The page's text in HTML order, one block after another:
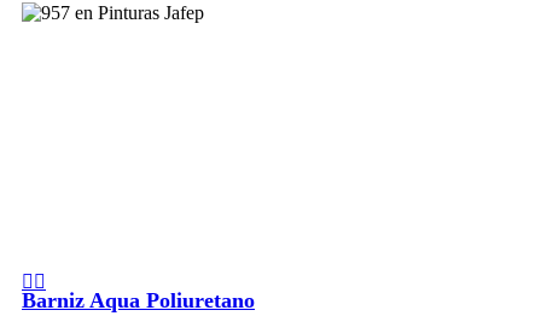
Barniz Aqua Poliuretano